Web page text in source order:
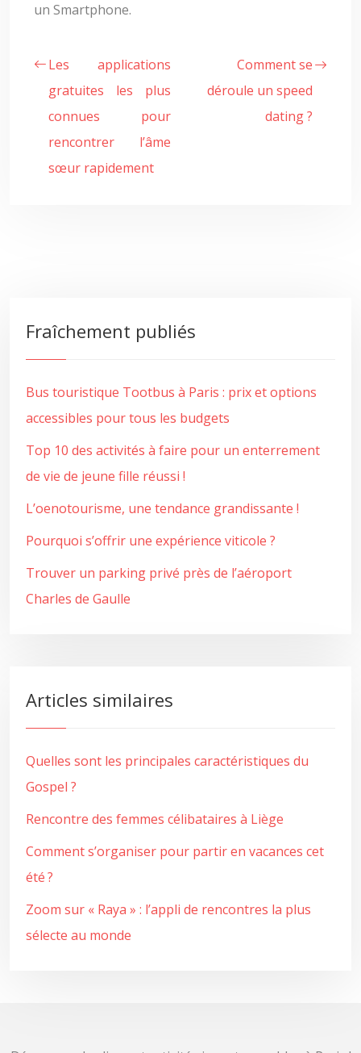
un Smartphone.
Les applications
gratuites les plus
connues pour
rencontrer l’âme
sœur rapidement
Comment se
déroule un speed
dating ?
Fraîchement publiés
Bus touristique Tootbus à Paris : prix et options
accessibles pour tous les budgets
Top 10 des activités à faire pour un enterrement
de vie de jeune fille réussi !
L’oenotourisme, une tendance grandissante !
Pourquoi s’offrir une expérience viticole ?
Trouver un parking privé près de l’aéroport
Charles de Gaulle
Articles similaires
Quelles sont les principales caractéristiques du
Gospel ?
Rencontre des femmes célibataires à Liège
Comment s’organiser pour partir en vacances cet
été ?
Zoom sur « Raya » : l’appli de rencontres la plus
sélecte au monde